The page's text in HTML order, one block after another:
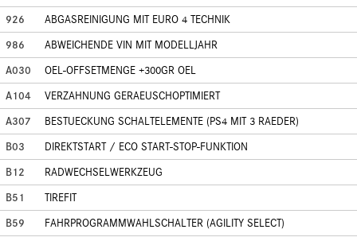
926
ABGASREINIGUNG MIT EURO 4 TECHNIK
986
ABWEICHENDE VIN MIT MODELLJAHR
A030
OEL-OFFSETMENGE +300GR OEL
A104
VERZAHNUNG GERAEUSCHOPTIMIERT
A307
BESTUECKUNG SCHALTELEMENTE (PS4 MIT 3 RAEDER)
B03
DIREKTSTART / ECO START-STOP-FUNKTION
B12
RADWECHSELWERKZEUG
B51
TIREFIT
B59
FAHRPROGRAMMWAHLSCHALTER (AGILITY SELECT)